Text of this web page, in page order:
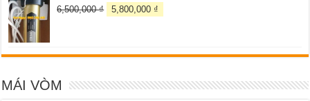
6,500,000₫ 5,800,000 ₫
MÁI VÒM